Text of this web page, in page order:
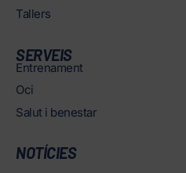
Tallers
SERVEIS
Entrenament
Oci
Salut i benestar
NOTÍCIES